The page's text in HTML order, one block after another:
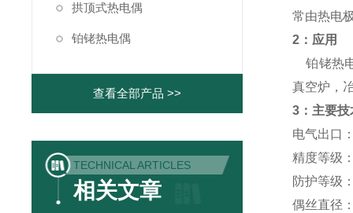
拱顶式热电偶
铂铑热电偶
查看全部产品 >>
TECHNICAL ARTICLES
相关文章
常由热电
2：应用
铂铑热
真空炉，
3：主要技
电气出口
精度等级
防护等级
偶丝直径